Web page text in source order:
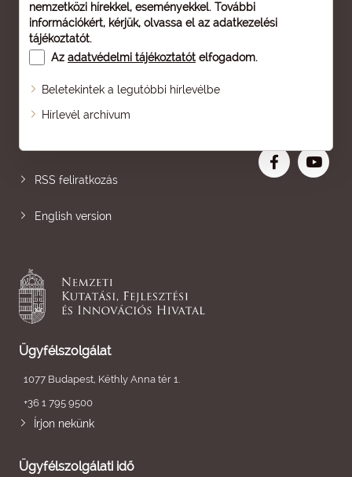
nemzetközi hírekkel, eseményekkel. További
információkért, kérjük, olvassa el az adatkezelési
tájékoztatót.
Az adatvédelmi tájékoztatót elfogadom.
Beletekintek a legutóbbi hírlevélbe
Hírlevél archívum
Oldaltérkép
RSS feliratkozás
English version
Ügyfélszolgálat
1077 Budapest, Kéthly Anna tér 1.
+36 1 795 9500
Írjon nekünk
Ügyfélszolgálati idő